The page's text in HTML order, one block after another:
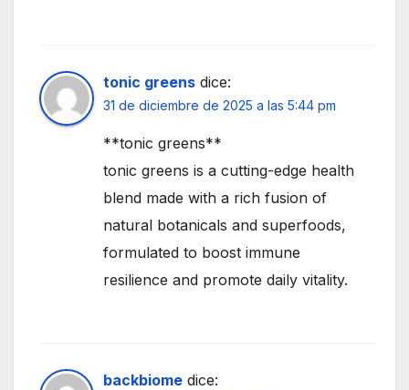
tonic greens dice:
31 de diciembre de 2025 a las 5:44 pm
**tonic greens**
tonic greens is a cutting-edge health
blend made with a rich fusion of
natural botanicals and superfoods,
formulated to boost immune
resilience and promote daily vitality.
backbiome dice: